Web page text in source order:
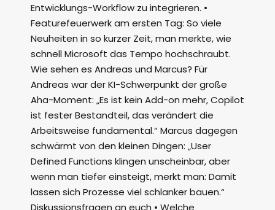
Entwicklungs-Workflow zu integrieren. •
Featurefeuerwerk am ersten Tag: So viele
Neuheiten in so kurzer Zeit, man merkte, wie
schnell Microsoft das Tempo hochschraubt.
Wie sehen es Andreas und Marcus? Für
Andreas war der KI-Schwerpunkt der große
Aha-Moment: „Es ist kein Add-on mehr, Copilot
ist fester Bestandteil, das verändert die
Arbeitsweise fundamental.“ Marcus dagegen
schwärmt von den kleinen Dingen: „User
Defined Functions klingen unscheinbar, aber
wenn man tiefer einsteigt, merkt man: Damit
lassen sich Prozesse viel schlanker bauen.“
Diskussionsfragen an euch • Welche